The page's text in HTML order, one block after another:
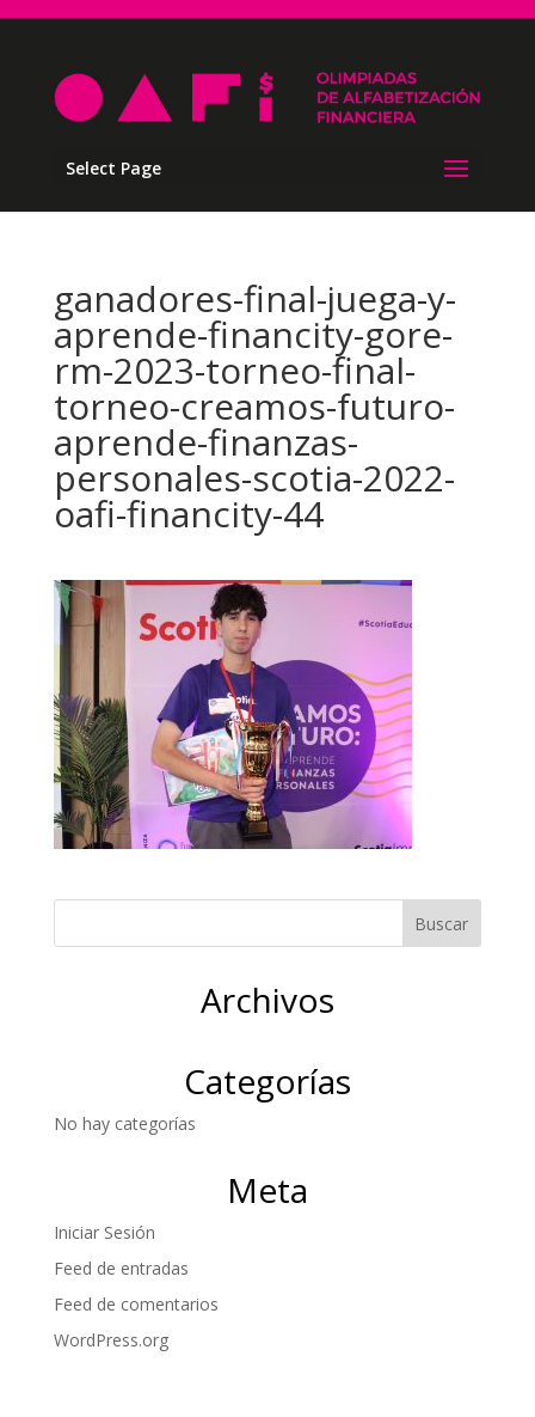
Select Page
ganadores-final-juega-y-
aprende-financity-gore-
rm-2023-torneo-final-
torneo-creamos-futuro-
aprende-finanzas-
personales-scotia-2022-
oafi-financity-44
Archivos
Categorías
No hay categorías
Meta
Iniciar Sesión
Feed de entradas
Feed de comentarios
WordPress.org